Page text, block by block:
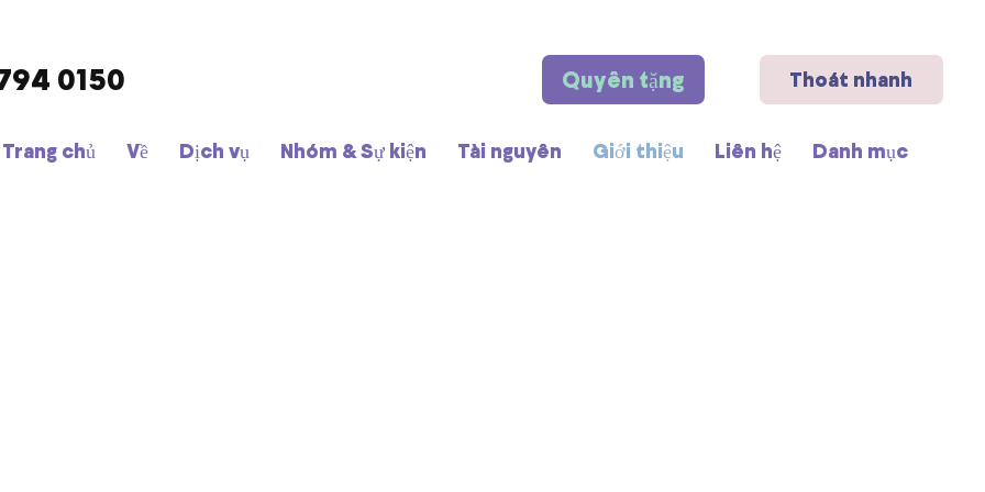
0150 Quyên tặng
Trang chủ Về Dịch vụ Nhóm & Sự kiện Tài nguyên Giới thiệu Liên hệ Danh mục
Thoát nhanh